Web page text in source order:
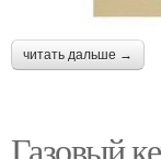
читать дальше →
Газовый